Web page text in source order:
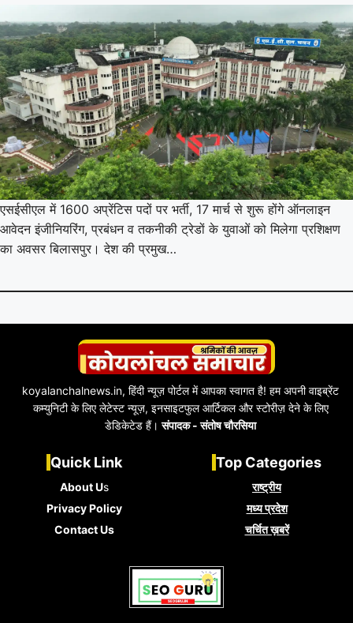
एसईसीएल में 1600 अप्रेंटिस पदों पर भर्ती, 17 मार्च से शुरू होंगे ऑनलाइन
आवेदन इंजीनियरिंग, प्रबंधन व तकनीकी ट्रेडों के युवाओं को मिलेगा प्रशिक्षण
का अवसर बिलासपुर। देश की प्रमुख…
koyalanchalnews.in, हिंदी न्यूज़ पोर्टल में आपका स्वागत है! हम अपनी वाइब्रेंट
कम्युनिटी के लिए लेटेस्ट न्यूज़, इनसाइटफुल आर्टिकल और स्टोरीज़ देने के लिए
डेडिकेटेड हैं।संपादक - संतोष चौरसिया
Quick Link
About Us
Privacy Policy
Contact Us
Top Categories
राष्ट्रीय
मध्य प्रदेश
चर्चित ख़बरें